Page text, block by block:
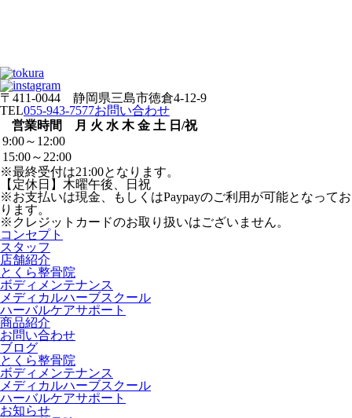
〒411-0044 静岡県三島市徳倉4-12-9
TEL055-943-7577お問い合わせ
営業時間
月 火 水 木 金 土 日/祝
9:00～12:00
15:00～22:00
※最終受付は21:00となります。
【定休日】木曜午後、日祝
※お支払いは現金、もしくはPaypayのご利用が可能となってお
ります。
※クレジットカードのお取り扱いはございません。
コンセプト
スタッフ
店舗紹介
とくら整骨院
ボディメンテナンス
メディカルハーブスクール
ハーバルケアサポート
商品紹介
お問い合わせ
ブログ
とくら整骨院
ボディメンテナンス
メディカルハーブスクール
ハーバルケアサポート
お知らせ